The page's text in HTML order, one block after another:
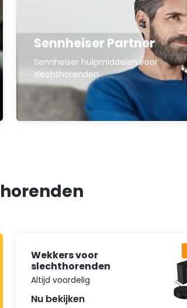
Sennheiser Partner
Sennheiser hulpmiddelen voor
slechthorenden
Wekkers voor
slechthorenden
Altijd voordelig
Nu bekijken